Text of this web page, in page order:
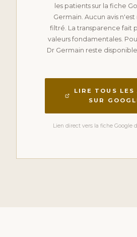
les patients sur la fiche
Germain. Aucun avis
filtré. La transparence fait
valeurs fondamentales.
Dr Germain reste
LIRE TOUS LES
SUR
Lien direct vers la fiche Google